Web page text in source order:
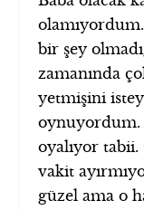
bir şey
zamanında
yetmişini
oynuyordum.
oyalıyor
vakit
güzel ama o